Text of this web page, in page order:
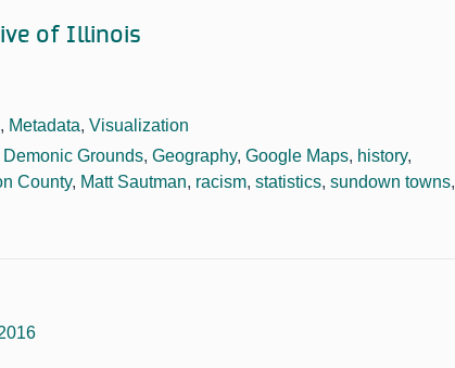
of Illinois
, Metadata, Visualization
Demonic Grounds, Geography, Google Maps, history,
County, Matt Sautman, racism, statistics, sundown towns,